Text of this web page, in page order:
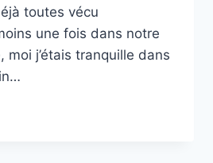
toutes vécu
une fois dans notre
moi j’étais tranquille dans